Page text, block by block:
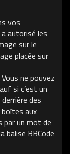
vos
autorisé les
sur le
placée sur
ne pouvez
si c’est un
des
boîtes aux
un mot de
balise BBCode